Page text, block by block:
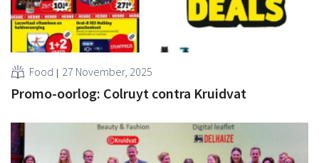
Food 27 November, 2025
Promo-oorlog: Colruyt contra Kruidvat